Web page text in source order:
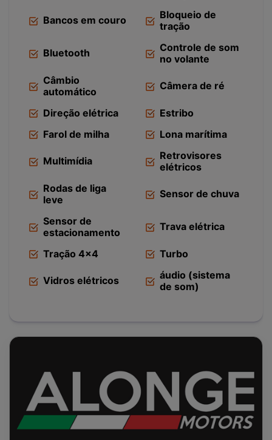
Bancos em couro
Bloqueio de
tração
Bluetooth
Controle de som
no volante
Câmbio
automático
Câmera de ré
Direção elétrica
Estribo
Farol de milha
Lona marítima
Multimídia
Retrovisores
elétricos
Rodas de liga
leve
Sensor de chuva
Sensor de
estacionamento
Trava elétrica
Tração 4x4 Turbo
Vidros elétricos
áudio (sistema
de som)